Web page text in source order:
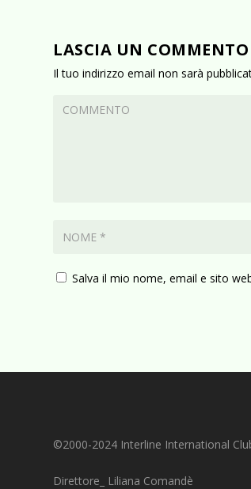
LASCIA UN COMMENTO
Il tuo indirizzo email non sarà
Salva il mio nome, email e sito
©2000-2024 Interline International
Direttore_ Liliana Comandè